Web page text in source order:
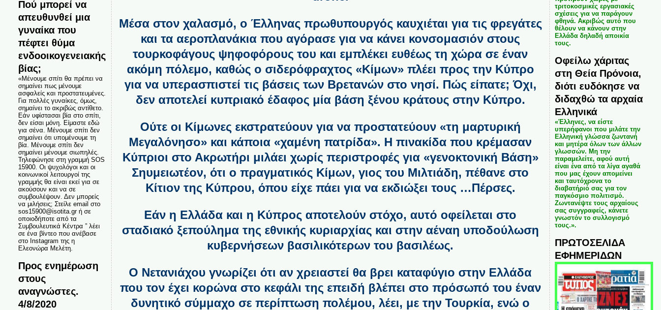
Πού μπορεί να
απευθυνθεί μια
γυναίκα που
πέφτει θύμα
ενδοοικογενειακής
βίας;
«Μένουμε σπίτι θα πρέπει να
σημαίνει πως μένουμε
ασφαλείς και προστατευμένες.
Για πολλές γυναίκες, όμως,
σημαίνει το ακριβώς αντίθετο.
Εάν υφίστασαι βία στο σπίτι,
δεν είσαι μόνη. Είμαστε εδώ
για σένα. Μένουμε σπίτι δεν
σημαίνει ότι υπομένουμε τη
βία. Μένουμε σπίτι δεν
σημαίνει μένουμε σιωπηλές.
Τηλεφώνησε στη γραμμή SOS
15900. Οι ψυχολόγοι και οι
κοινωνικοί λειτουργοί της
γραμμής θα είναι εκεί για σε
ακούσουν και να σε
συμβουλέψουν. Δεν μπορείς
να μιλήσεις; Στείλε email στο
sos15900@isotita.gr ή σε
οποιοδήποτε από τα
Συμβουλευτικά Κέντρα ” λέει
σε ένα βίντεο που ανέβασε
στο Instagram της η
Ελεονώρα Μελέτη.
Προς ενημέρωση
στους
αναγνώστες.
4/8/2020
Μέσα στον χαλασμό, ο Έλληνας πρωθυπουργός καυχιέται για τις φρεγάτες
και τα αεροπλανάκια που αγόρασε για να κάνει κονσομασιόν στους
τουρκοφάγους ψηφοφόρους του και εμπλέκει ευθέως τη χώρα σε έναν
ακόμη πόλεμο, καθώς ο σιδερόφραχτος «Κίμων» πλέει προς την Κύπρο
για να υπερασπιστεί τις βάσεις των Βρετανών στο νησί. Πώς είπατε; Όχι,
δεν αποτελεί κυπριακό έδαφος μία βάση ξένου κράτους στην Κύπρο.
Ούτε οι Κίμωνες εκστρατεύουν για να προστατεύουν «τη μαρτυρική
Μεγαλόνησο» και κάποια «χαμένη πατρίδα». Η πινακίδα που κρέμασαν
Κύπριοι στο Ακρωτήρι μιλάει χωρίς περιστροφές για «γενοκτονική Βάση»
Σηυμειωτέον, ότι ο πραγματικός Κίμων, γιος του Μιλτιάδη, πέθανε στο
Κίτιον της Κύπρου, όπου είχε πάει για να εκδιώξει τους …Πέρσες.
Εάν η Ελλάδα και η Κύπρος αποτελούν στόχο, αυτό οφείλεται στο
σταδιακό ξεπούλημα της εθνικής κυριαρχίας και στην αέναη υποδούλωση
κυβερνήσεων βασιλικότερων του βασιλέως.
Ο Νετανιάχου γνωρίζει ότι αν χρειαστεί θα βρει καταφύγιο στην Ελλάδα
που τον έχει κορώνα στο κεφάλι της επειδή βλέπει στο πρόσωπό του έναν
δυνητικό σύμμαχο σε περίπτωση πολέμου, λέει, με την Τουρκία, ενώ ο
τριτοκοσμικές εργασιακές
σχέσεις για να παράγουν
φθηνά. Ακριβώς αυτό που
θέλουν να κάνουν στην
Ελλάδα δηλαδή αποικία
τους.
Οφείλω χάριτας
στη Θεία Πρόνοια,
διότι ευδόκησε να
διδαχθώ τα αρχαία
Ελληνικά
«Έλληνες, να είστε
υπερήφανοι που μιλάτε την
Ελληνική γλώσσα ζωντανή
και μητέρα όλων των άλλων
γλωσσών. Μη την
παραμελείτε, αφού αυτή
είναι ένα από τα λίγα αγαθά
που μας έχουν απομείνει
και ταυτόχρονα το
διαβατήριό σας για τον
παγκόσμιο πολιτισμό.
Ζωντανέψτε τους αρχαίους
σας συγγραφείς, κάνετε
γνωστόν το συλλογισμό
τους.».
ΠΡΩΤΟΣΕΛΙΔΑ
ΕΦΗΜΕΡΙΔΩΝ